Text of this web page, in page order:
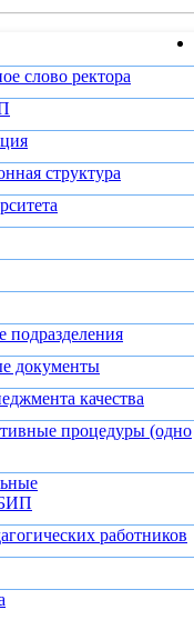
слово ректора
структура
подразделения
документы
качества
процедуры (одно
работников